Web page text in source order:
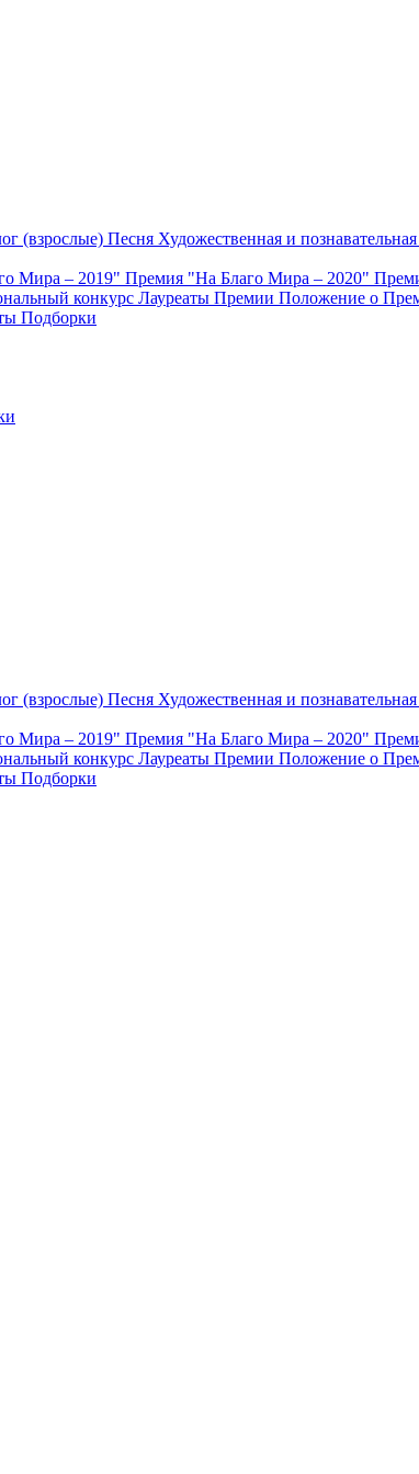
(взрослые) Песня Художественная и
Мира – 2019" Премия "На Благо Мира – 2020"
конкурс Лауреаты Премии Положение о
Подборки
(взрослые) Песня Художественная и
Мира – 2019" Премия "На Благо Мира – 2020"
конкурс Лауреаты Премии Положение о
Подборки